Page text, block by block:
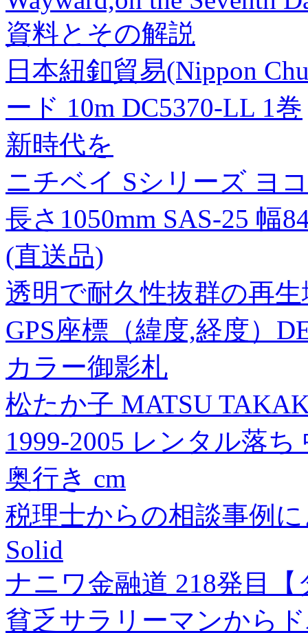
資料とその解説
日本紐釦貿易(Nippon
ード 10m DC5370-LL 1巻
新時代を
ニチベイ Sシリーズ ヨ
長さ1050mm SAS-25 幅
(直送品)
透明で耐久性抜群の再
GPS座標（緯度,経度）
カラー御影札
松たか子 MATSU
1999-2005 レンタル落ち
奥行き cm
税理士からの相談事例
Solid
ナニワ金融道 218発目
貧乏サラリーマンから